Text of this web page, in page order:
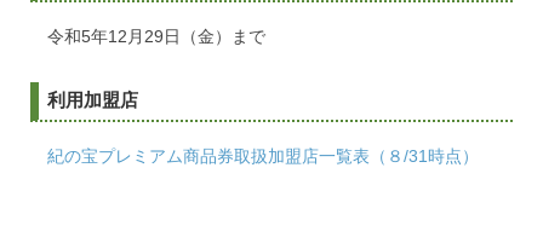
令和5年12月29日（金）まで
利用加盟店
紀の宝プレミアム商品券取扱加盟店一覧表（８/31時点）